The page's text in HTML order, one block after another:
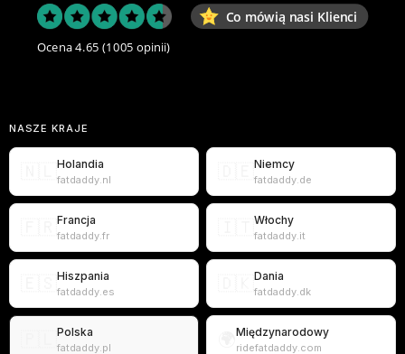
Co mówią nasi Klienci
Ocena 4.65 (1005 opinii)
NASZE KRAJE
Holandia
fatdaddy.nl
Niemcy
fatdaddy.de
Francja
fatdaddy.fr
Włochy
fatdaddy.it
Hiszpania
fatdaddy.es
Dania
fatdaddy.dk
Polska
fatdaddy.pl
Międzynarodowy
ridefatdaddy.com